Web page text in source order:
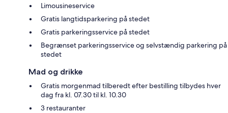
Limousineservice
Gratis langtidsparkering på stedet
Gratis parkeringsservice på stedet
Begrænset parkeringsservice og selvstændig parkering på
stedet
Mad og drikke
Gratis morgenmad tilberedt efter bestilling tilbydes hver
dag fra kl. 07.30 til kl. 10.30
3 restauranter